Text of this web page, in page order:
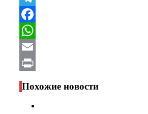
Telegram
Facebook
WhatsApp
Email
Print
Похожие новости